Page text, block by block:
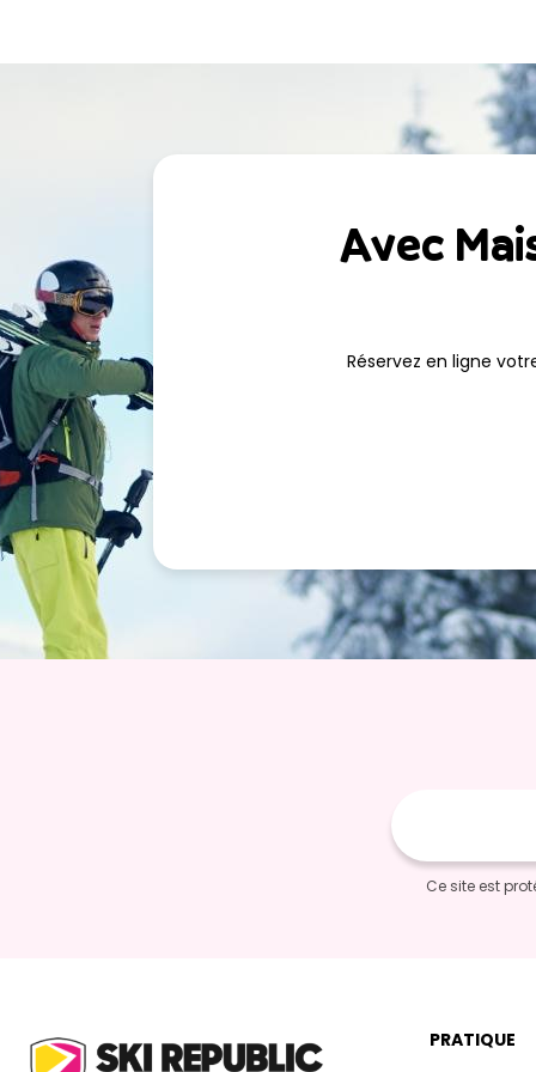
Sport Sportinia et profitez d'un service
Avec
Réservez en ligne
mail
Ce site est
PRATIQUE